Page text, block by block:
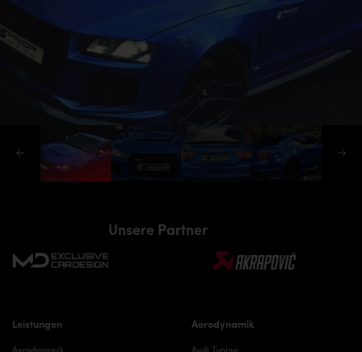
Unsere Partner
Leistungen
Aerodynamik
Aerodynamik
Audi Tuning